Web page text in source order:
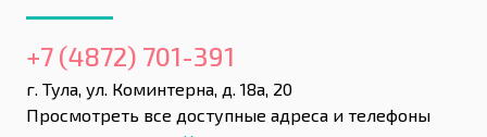
+7 (4872) 701-391
г. Тула, ул. Коминтерна, д. 18а, 20
Просмотреть все доступные адреса и телефоны